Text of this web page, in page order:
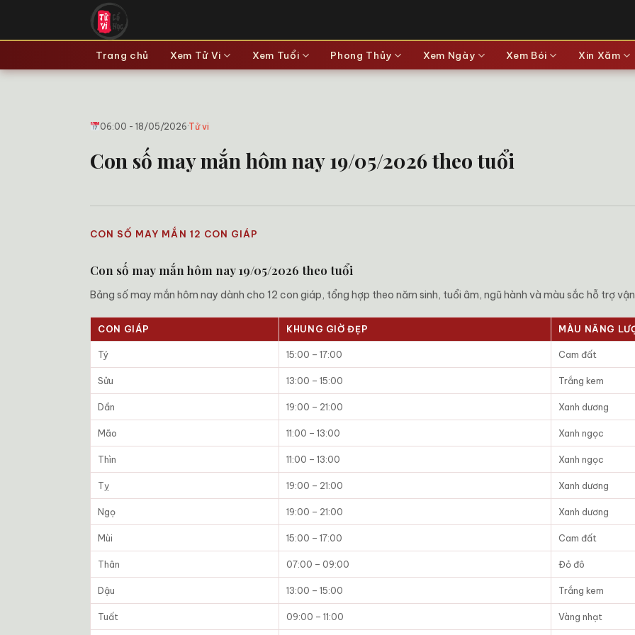
nội
Trang chủ Xem Tử Vi Xem Tuổi Phong Thủy Xem Ngày Xem Bói Xin Xăm
06:00 - 18/05/2026·Tử vi
Con số may mắn hôm nay 19/05/2026 theo tuổi
CON SỐ MAY MẮN 12 CON GIÁP
Con số may mắn hôm nay 19/05/2026 theo tuổi
Bảng số may mắn hôm nay dành cho 12 con giáp, tổng hợp theo năm sinh, tuổi âm, ngũ hành và màu sắc hỗ trợ
CON GIÁP KHUNG GIỜ ĐẸP MÀU NĂNG
Tý 15:00 – 17:00 Cam đất
Sửu 13:00 – 15:00 Trắng kem
Dần 19:00 – 21:00 Xanh dương
Mão 11:00 – 13:00 Xanh ngọc
Thìn 11:00 – 13:00 Xanh ngọc
Tỵ 19:00 – 21:00 Xanh dương
Ngọ 19:00 – 21:00 Xanh dương
Mùi 15:00 – 17:00 Cam đất
Thân 07:00 – 09:00 Đỏ đô
Dậu 13:00 – 15:00 Trắng kem
Tuất 09:00 – 11:00 Vàng nhạt